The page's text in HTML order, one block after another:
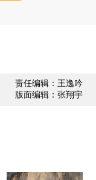
责任编辑：王逸吟
版面编辑：张翔宇